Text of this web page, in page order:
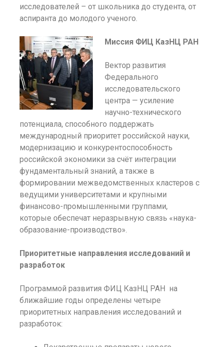
исследователей – от школьника до студента, от
аспиранта до молодого ученого.
Миссия ФИЦ КазНЦ РАН
Вектор развития
Федерального
исследовательского
центра — усиление
научно-технического
потенциала, способного поддержать
международный приоритет российской науки,
модернизацию и конкурентоспособность
российской экономики за счёт интеграции
фундаментальный знаний, а также в
формировании межведомственных кластеров с
ведущими университетами и крупными
финансово-промышленными группами,
которые обеспечат неразрывную связь «наука-
образование-производство».
Приоритетные направления исследований и
разработок
Программой развития ФИЦ КазНЦ РАН на
ближайшие годы определены четыре
приоритетных направления исследований и
разработок: